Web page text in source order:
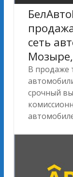
сеть
Мозыре,
В продаже
срочный